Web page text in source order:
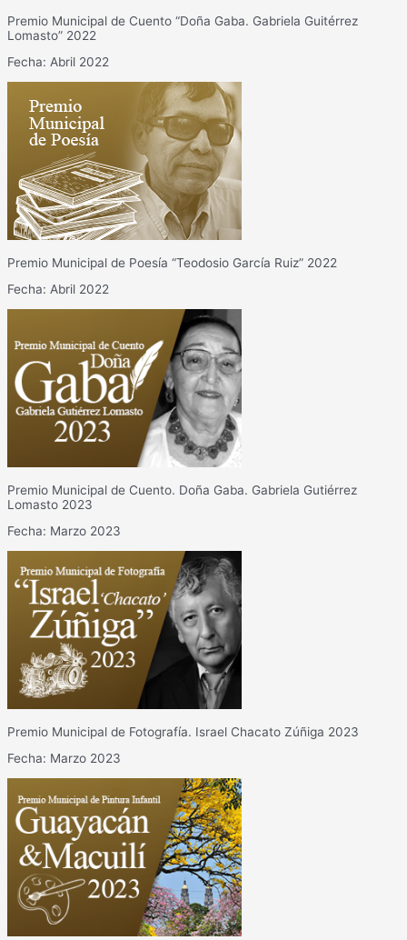
Premio Municipal de Cuento “Doña Gaba. Gabriela Guitérrez
Lomasto” 2022
Fecha: Abril 2022
Premio Municipal de Poesía “Teodosio García Ruiz” 2022
Fecha: Abril 2022
Premio Municipal de Cuento. Doña Gaba. Gabriela Gutiérrez
Lomasto 2023
Fecha: Marzo 2023
Premio Municipal de Fotografía. Israel Chacato Zúñiga 2023
Fecha: Marzo 2023